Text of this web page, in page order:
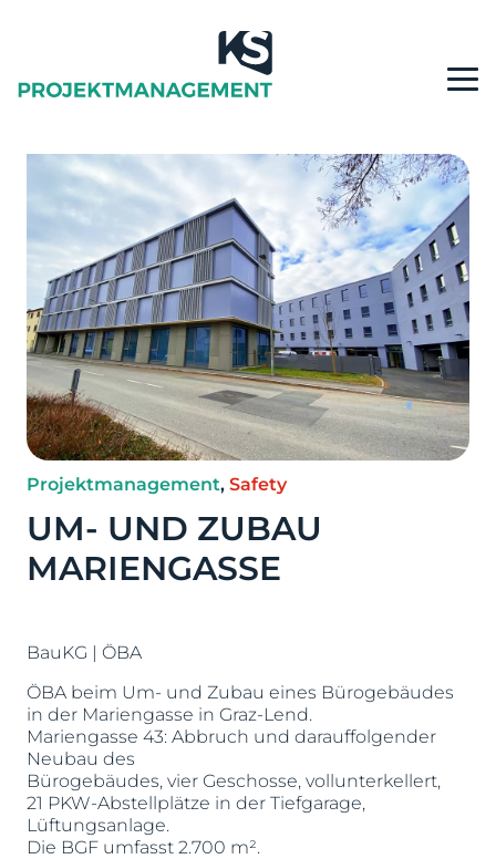
Projektmanagement, Safety
UM- UND ZUBAU
MARIENGASSE
BauKG | ÖBA
ÖBA beim Um- und Zubau eines Bürogebäudes
in der Mariengasse in Graz-Lend.
Mariengasse 43: Abbruch und darauffolgender
Neubau des
Bürogebäudes, vier Geschosse, vollunterkellert,
21 PKW-Abstellplätze in der Tiefgarage,
Lüftungsanlage.
Die BGF umfasst 2.700 m².